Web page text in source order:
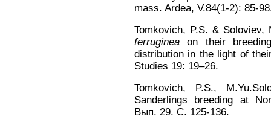
mass. Ardea, V.84(1-2): 85-
Tomkovich, P.S. &
ferruginea on their
distribution in the light of
Studies 19: 19–26.
Tomkovich, P.S.,
Sanderlings breeding at
Вып. 29. С. 125-136.